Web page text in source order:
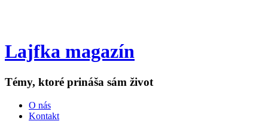
Lajfka magazín
Témy, ktoré prináša sám život
O nás
Kontakt